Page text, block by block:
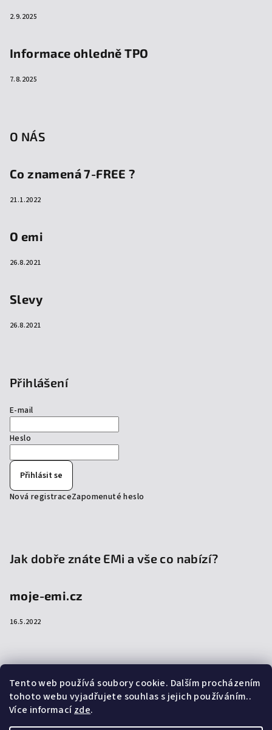
Tento web používá soubory cookie. Dalším procházením
tohoto webu vyjadřujete souhlas s jejich používáním..
Více informacízde.
2.9.2025
Informace ohledně TPO
7.8.2025
O NÁS
Co znamená 7-FREE ?
21.1.2022
O emi
26.8.2021
Slevy
26.8.2021
Přihlášení
E-mail
Heslo
Přihlásit se
Nová registraceZapomenuté heslo
Jak dobře znáte EMi a vše co nabízí?
moje-emi.cz
16.5.2022
Přijímáme online platby